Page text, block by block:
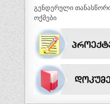
გენდერული
ოქმები